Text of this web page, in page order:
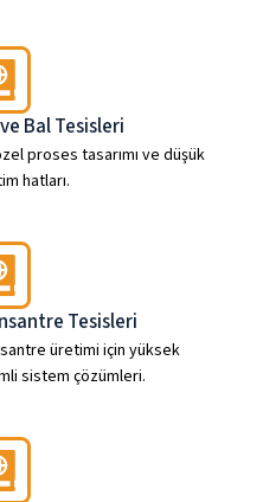
Bal Tesisleri
proses tasarımı ve düşük
hatları.
Tesisleri
üretimi için yüksek
sistem çözümleri.